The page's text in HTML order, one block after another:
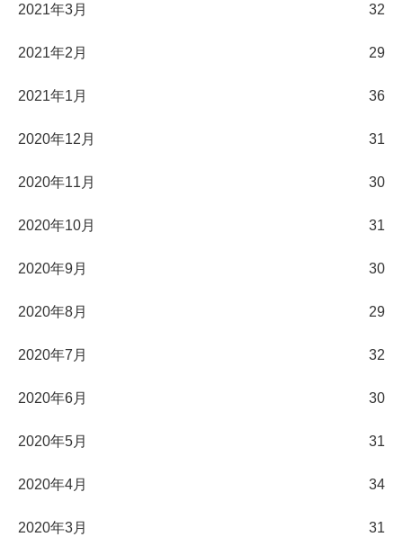
2021年3月 32
2021年2月 29
2021年1月 36
2020年12月 31
2020年11月 30
2020年10月 31
2020年9月 30
2020年8月 29
2020年7月 32
2020年6月 30
2020年5月 31
2020年4月 34
2020年3月 31